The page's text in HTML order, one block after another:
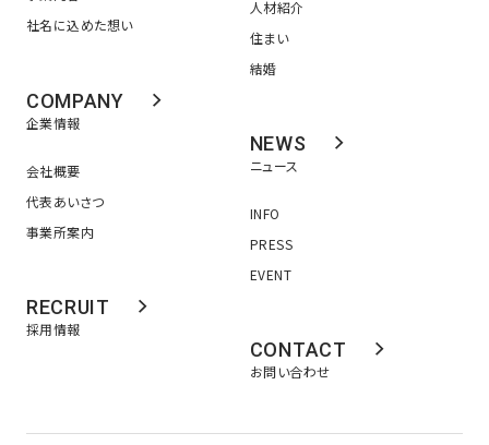
社名に込めた想い
人材紹介
住まい
結婚
COMPANY
企業情報
会社概要
代表あいさつ
事業所案内
NEWS
ニュース
INFO
PRESS
EVENT
RECRUIT
採用情報
CONTACT
お問い合わせ